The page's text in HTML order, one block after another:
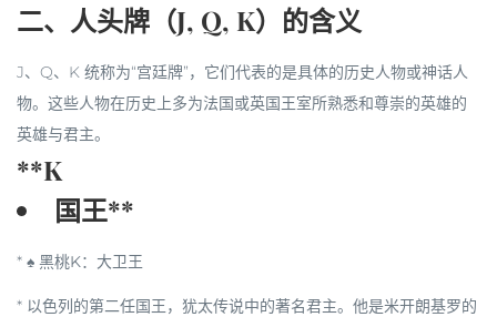
二、人头牌（J, Q, K）的含义
J、Q、K 统称为“宫廷牌”，它们代表的是具体的历史人物或神话人
物。这些人物在历史上多为法国或英国王室所熟悉和尊崇的英雄的
英雄与君主。
**K
国王**
* ♠ 黑桃K： 大卫王
* 以色列的第二任国王，犹太传说中的著名君主。他是米开朗基罗的